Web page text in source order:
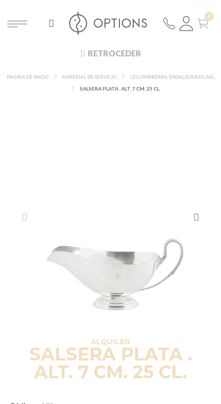
RETROCEDER
PÁGINA DE INICIO MATERIAL DE SERVICIO
SALSERA PLATA . ALT. 7 CM. 25 CL.
ALQUILER
SALSERA PLATA .
ALT. 7 CM. 25 CL.